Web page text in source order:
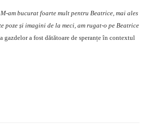
am bucurat foarte mult pentru Beatrice, mai ales
poze și imagini de la meci, am rugat-o pe Beatrice
gazdelor a fost dătătoare de speranțe în contextul